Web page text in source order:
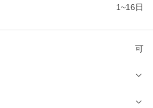
1~16日
可